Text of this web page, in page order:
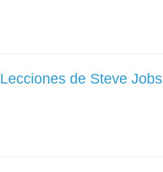
Lecciones de Steve Jobs